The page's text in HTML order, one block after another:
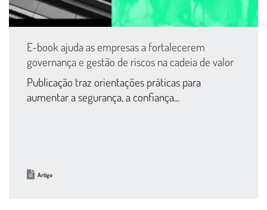
E-book ajuda as empresas a fortalecerem
governança e gestão de riscos na cadeia de valor
Publicação traz orientações práticas para
aumentar a segurança, a confiança...
Artigo